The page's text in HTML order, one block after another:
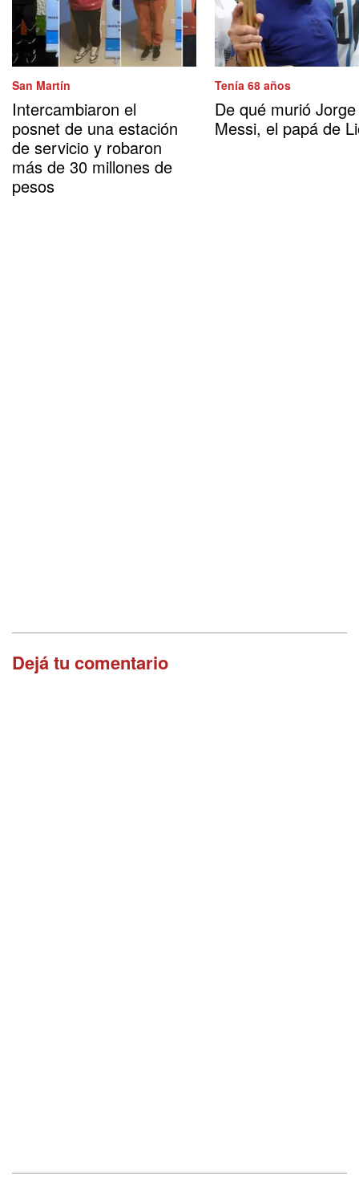
San Martín
Intercambiaron el
posnet de una estación
de servicio y robaron
más de 30 millones de
pesos
Tenía 68 años
De qué murió Jorge
Messi, el papá de
Dejá tu comentario